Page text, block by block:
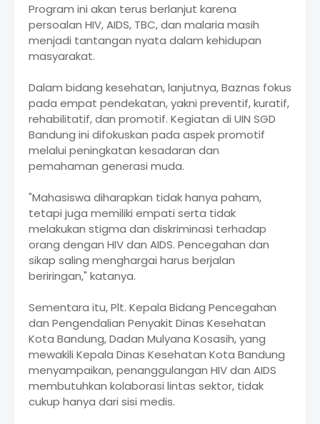
Program ini akan terus berlanjut karena
persoalan HIV, AIDS, TBC, dan malaria masih
menjadi tantangan nyata dalam kehidupan
masyarakat.
Dalam bidang kesehatan, lanjutnya, Baznas fokus
pada empat pendekatan, yakni preventif, kuratif,
rehabilitatif, dan promotif. Kegiatan di UIN SGD
Bandung ini difokuskan pada aspek promotif
melalui peningkatan kesadaran dan
pemahaman generasi muda.
"Mahasiswa diharapkan tidak hanya paham,
tetapi juga memiliki empati serta tidak
melakukan stigma dan diskriminasi terhadap
orang dengan HIV dan AIDS. Pencegahan dan
sikap saling menghargai harus berjalan
beriringan," katanya.
Sementara itu, Plt. Kepala Bidang Pencegahan
dan Pengendalian Penyakit Dinas Kesehatan
Kota Bandung, Dadan Mulyana Kosasih, yang
mewakili Kepala Dinas Kesehatan Kota Bandung
menyampaikan, penanggulangan HIV dan AIDS
membutuhkan kolaborasi lintas sektor, tidak
cukup hanya dari sisi medis.